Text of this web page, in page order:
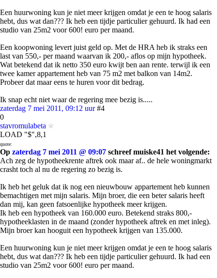
Een huurwoning kun je niet meer krijgen omdat je een te hoog salaris
hebt, dus wat dan??? Ik heb een tijdje particulier gehuurd. Ik had een
studio van 25m2 voor 600! euro per maand.
Een koopwoning levert juist geld op. Met de HRA heb ik straks een
last van 550,- per maand waarvan ik 200,- aflos op mijn hypotheek.
Wat betekend dat ik netto 350 euro kwijt ben aan rente. terwijl ik een
twee kamer appartement heb van 75 m2 met balkon van 14m2.
Probeer dat maar eens te huren voor dit bedrag.
Ik snap echt niet waar de regering mee bezig is.....
zaterdag 7 mei 2011, 09:12 uur #4
0
stavromulabeta
LOAD "$",8,1
quote:
Op zaterdag 7 mei 2011 @ 09:07 schreef muiske41 het volgende:
Ach zeg de hypotheekrente aftrek ook maar af.. de hele woningmarkt
crasht toch al nu de regering zo bezig is.
Ik heb het geluk dat ik nog een nieuwbouw appartement heb kunnen
bemachtigen met mijn salaris. Mijn broer, die een beter salaris heeft
dan mij, kan geen fatsoenlijke hypotheek meer krijgen.
Ik heb een hypotheek van 160.000 euro. Betekend straks 800,-
hypotheeklasten in de maand (zonder hypotheek aftrek en met inleg).
Mijn broer kan hooguit een hypotheek krijgen van 135.000.
Een huurwoning kun je niet meer krijgen omdat je een te hoog salaris
hebt, dus wat dan??? Ik heb een tijdje particulier gehuurd. Ik had een
studio van 25m2 voor 600! euro per maand.